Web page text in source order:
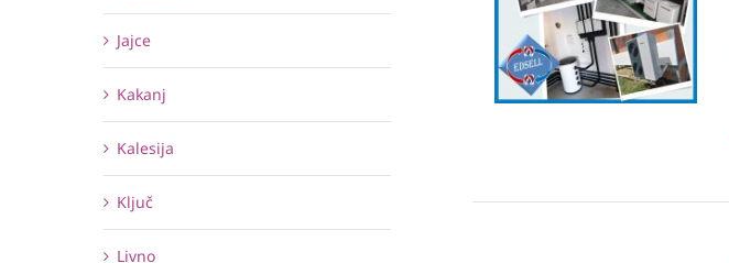
Jajce
Kakanj
Kalesija
Ključ
Livno